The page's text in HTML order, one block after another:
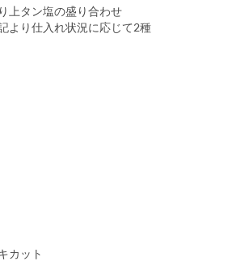
上タン塩の盛り合わせ
り仕入れ状況に応じて2種
カット